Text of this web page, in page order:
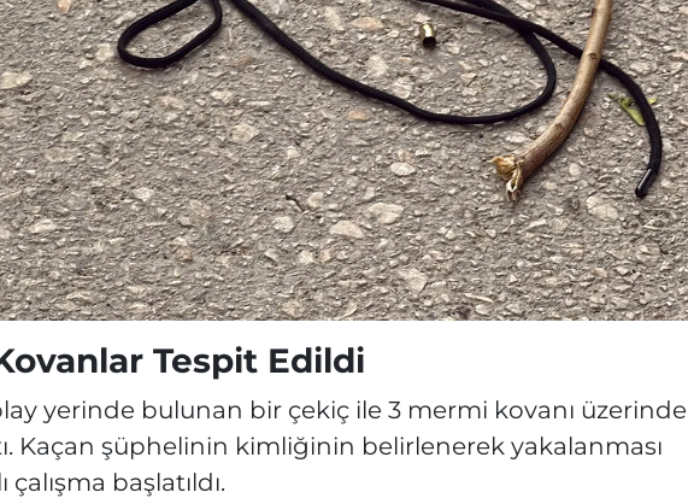
Tespit Edildi
yerinde bulunan bir çekiç ile 3 mermi kovanı üzerinde
Kaçan şüphelinin kimliğinin belirlenerek yakalanması
başlatıldı.